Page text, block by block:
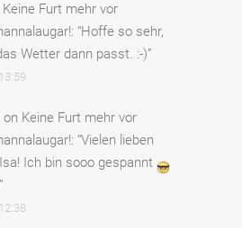
Keine Furt mehr vor
: “Hoffe so sehr,
Wetter dann passt. :-)”
on Keine Furt mehr vor
: “Vielen lieben
Ich bin sooo gespannt
”